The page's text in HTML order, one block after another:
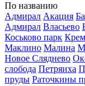
По названию
Адмирал Акация
Адмирал Власьево
Коськово парк
Маклино Малина
Новое Сляднево
слобода Петряиха
пруды Раточкины